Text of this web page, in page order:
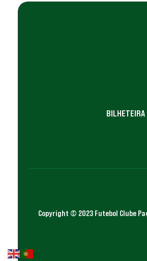
BILHETEIRA
Copyright © 2023 Futebol Clube